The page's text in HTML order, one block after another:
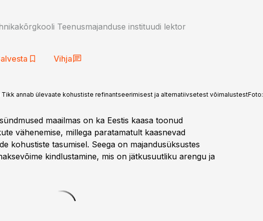
Teenusmajanduse instituudi lektor
Vihja
annab ülevaate kohustiste refinantseerimisest ja alternatiivsetest võimalustestFoto:
maailmas on ka Eestis kaasa toonud
vähenemise, millega paratamatult kaasnevad
kohustiste tasumisel. Seega on majandusüksustes
kindlustamine, mis on jätkusuutliku arengu ja